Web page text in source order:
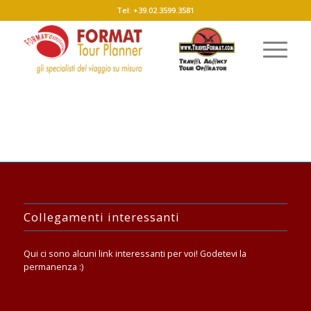
Tel: +39.02.3599.3581
Collegamenti interessanti
Qui ci sono alcuni link interessanti per voi! Godetevi la
permanenza :)